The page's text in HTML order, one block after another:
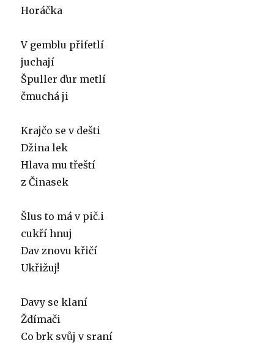
Horáčka
V gemblu přifetlí
juchají
Špuller ďur metlí
čmuchá ji
Krajčo se v dešti
Džina lek
Hlava mu třeští
z Činasek
Šlus to má v pič.i
cukří hnuj
Dav znovu křičí
Ukřižuj!
Davy se klaní
Ždímači
Co brk svůj v sraní